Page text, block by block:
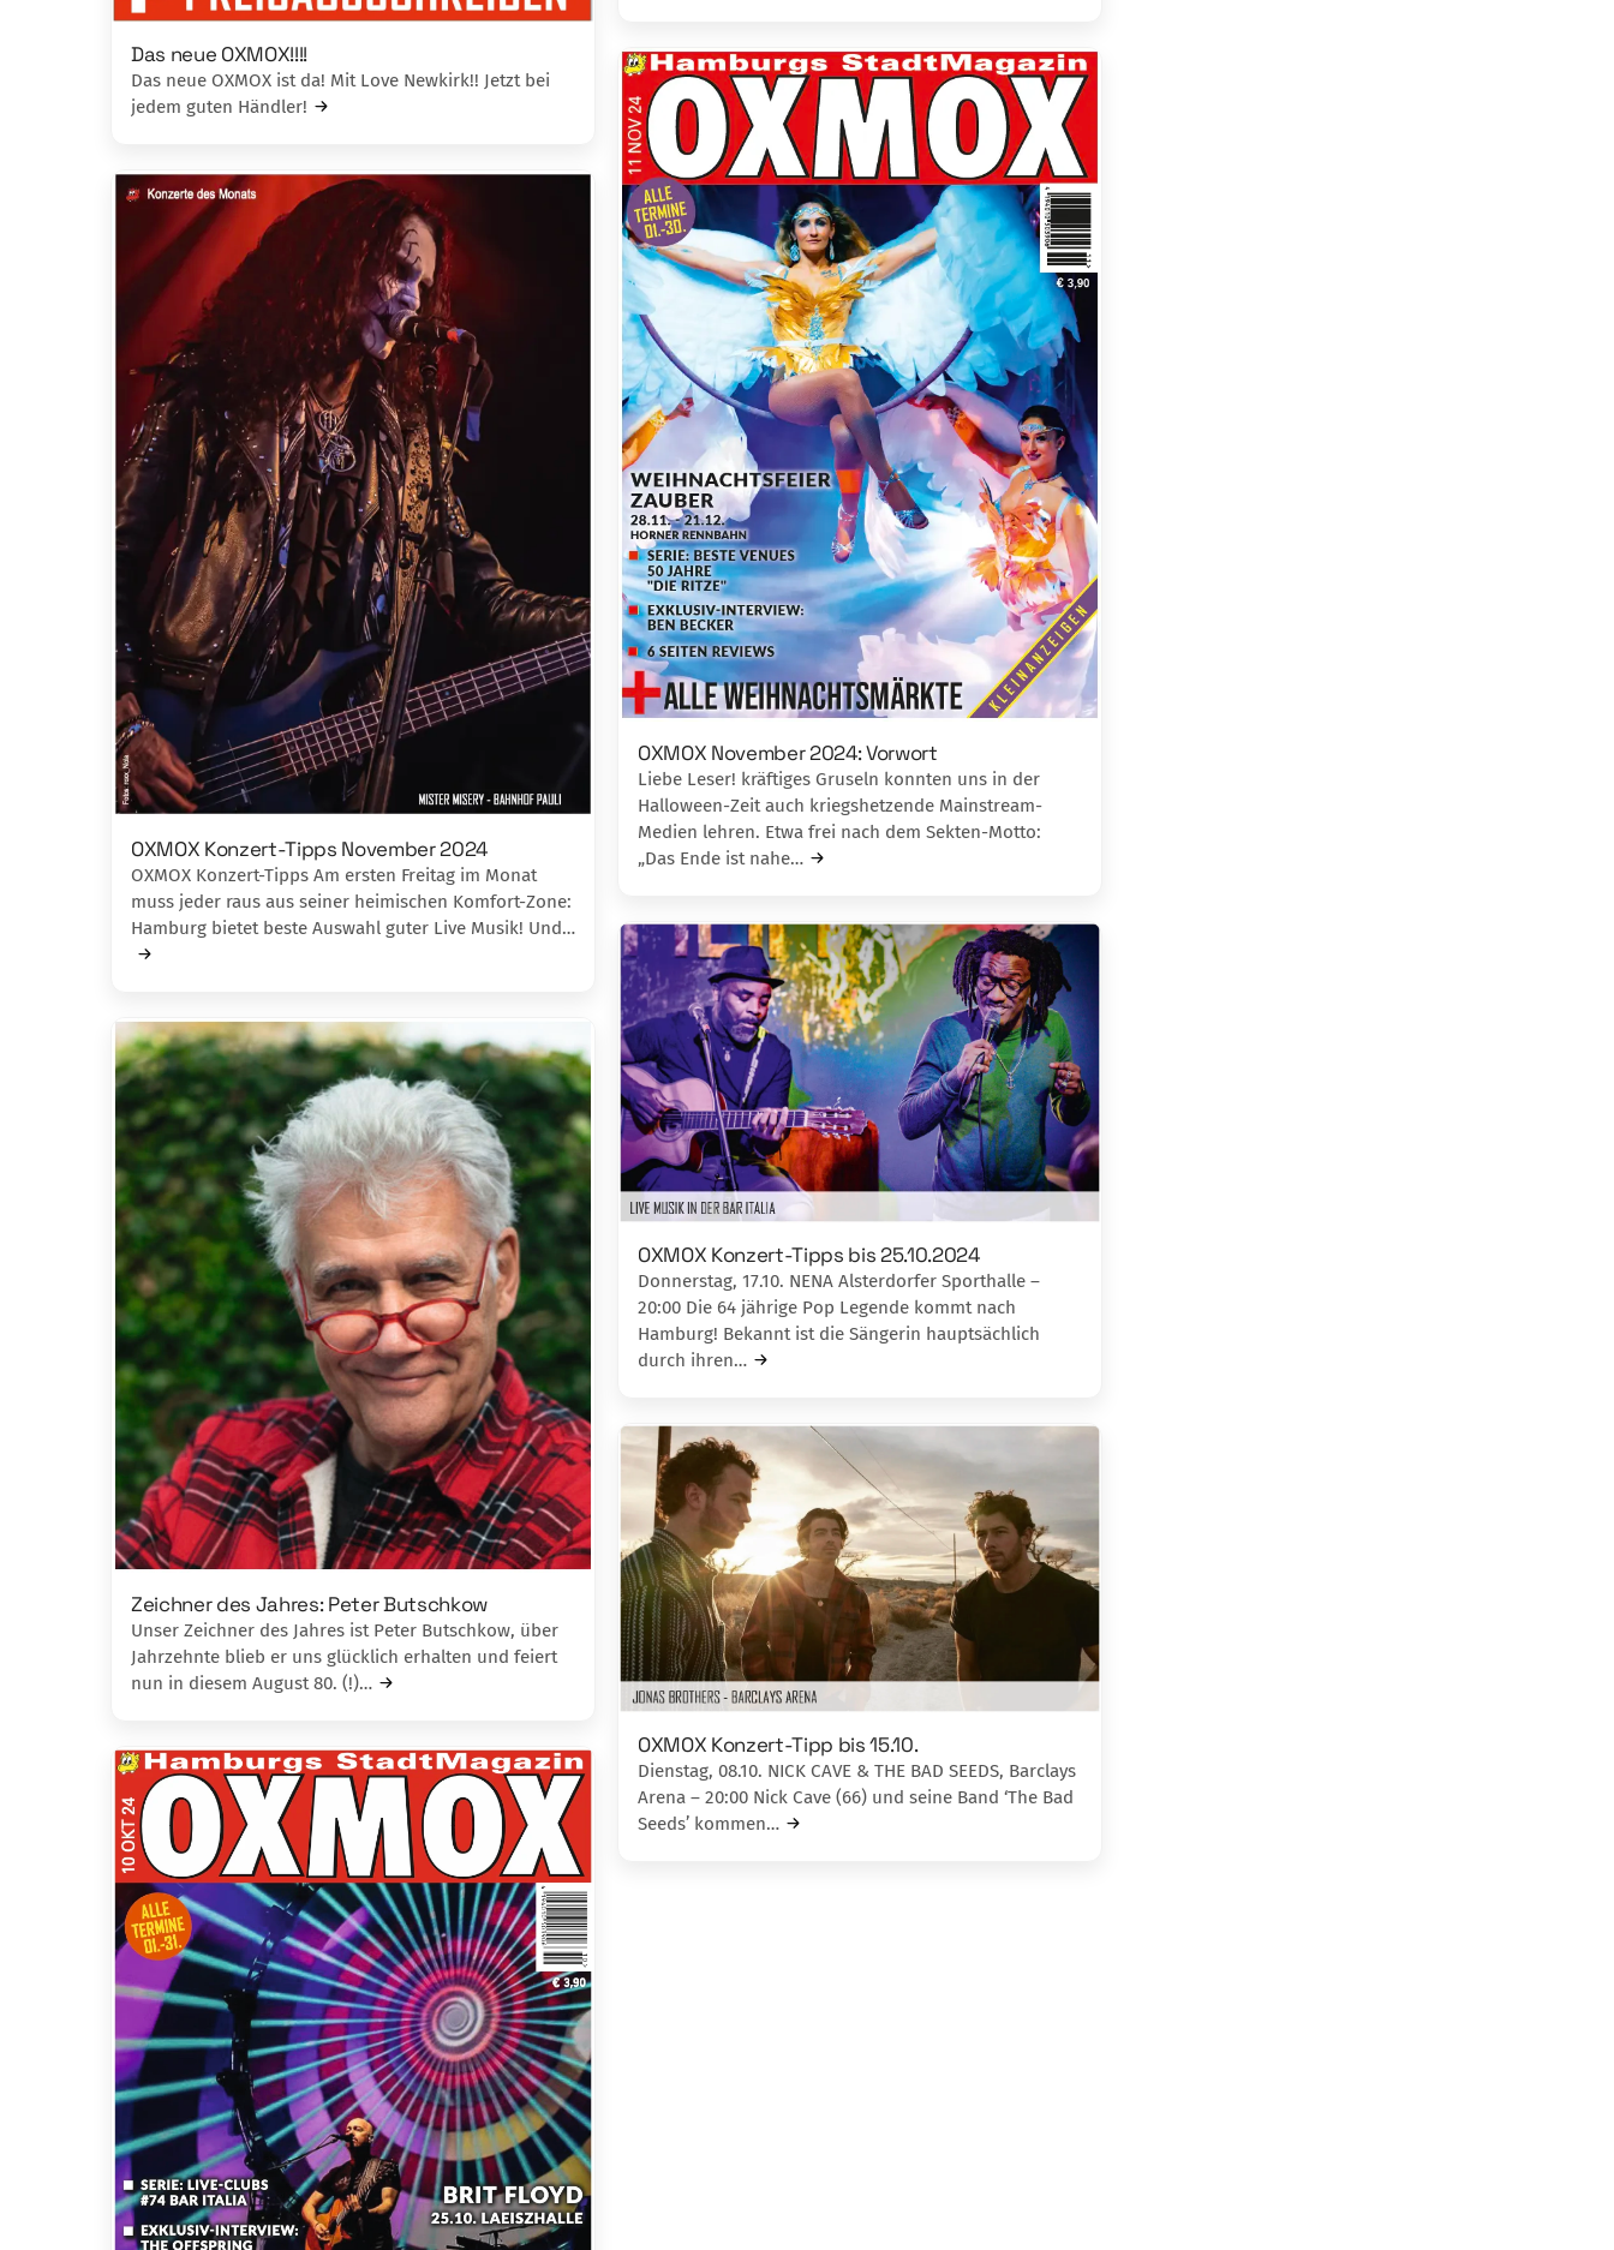
Das neue OXMOX!!!!
Das neue OXMOX ist da! Mit Love Newkirk!! Jetzt bei
jedem guten Händler!
OXMOX Konzert-Tipps November 2024
OXMOX Konzert-Tipps Am ersten Freitag im Monat
muss jeder raus aus seiner heimischen Komfort-Zone:
Hamburg bietet beste Auswahl guter Live Musik! Und…
OXMOX November 2024: Vorwort
Liebe Leser! kräftiges Gruseln konnten uns in der
Halloween-Zeit auch kriegshetzende Mainstream-
Medien lehren. Etwa frei nach dem Sekten-Motto:
„Das Ende ist nahe…
Zeichner des Jahres: Peter Butschkow
Unser Zeichner des Jahres ist Peter Butschkow, über
Jahrzehnte blieb er uns glücklich erhalten und feiert
nun in diesem August 80. (!)…
OXMOX Konzert-Tipps bis 25.10.2024
Donnerstag, 17.10. NENA Alsterdorfer Sporthalle –
20:00 Die 64 jährige Pop Legende kommt nach
Hamburg! Bekannt ist die Sängerin hauptsächlich
durch ihren…
OXMOX Konzert-Tipp bis 15.10.
Dienstag, 08.10. NICK CAVE & THE BAD SEEDS, Barclays
Arena – 20:00 Nick Cave (66) und seine Band ‘The Bad
Seeds’ kommen…